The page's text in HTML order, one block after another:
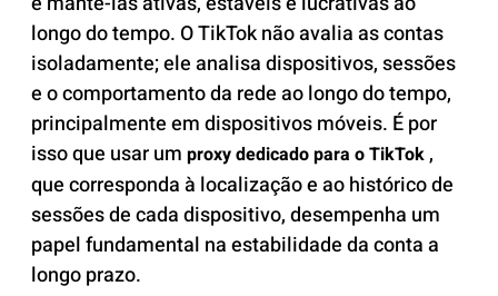
longo do tempo. O TikTok não avalia as contas
isoladamente; ele analisa dispositivos, sessões
e o comportamento da rede ao longo do tempo,
principalmente em dispositivos móveis. É por
isso que usar um proxy dedicado para o TikTok,
que corresponda à localização e ao histórico de
sessões de cada dispositivo, desempenha um
papel fundamental na estabilidade da conta a
longo prazo.